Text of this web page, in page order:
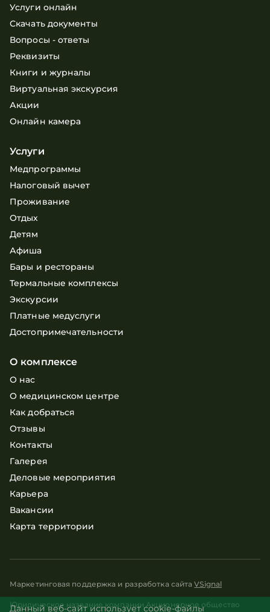
Услуги онлайн
Скачать документы
Вопросы - ответы
Реквизиты
Книги и журналы
Виртуальная экскурсия
Акции
Онлайн камера
Услуги
Медпрограммы
Налоговый вычет
Проживание
Отдых
Детям
Афиша
Бары и рестораны
Термальные комплексы
Экскурсии
Платные медуслуги
Достопримечательности
О комплексе
О нас
О медицинском центре
Как добраться
Отзывы
Контакты
Галерея
Деловые мероприятия
Карьера
Вакансии
Карта территории
Маркетинговая поддержка и разработка сайтаVSignal
Юридическое название компании Акционерное общество
Данный веб-сайт использует cookie-файлы